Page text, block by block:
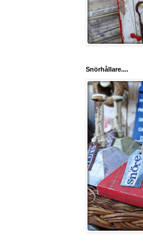
Snörhållare....